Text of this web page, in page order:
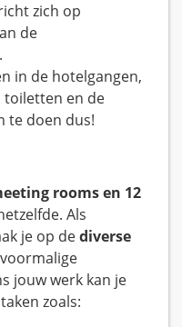
zich op
de
in de hotelgangen,
toiletten en de
te doen dus!
rooms en 12
Als
je op dediverse
jouw werk kan je
zoals: